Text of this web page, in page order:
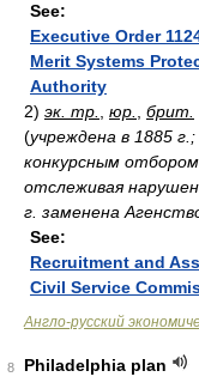
See:
Executive Order
Merit Systems
Authority
2) эк. тр. юр. брит.
(учреждена в 1885
конкурсным
отслеживая
г. заменена
See:
Recruitment and
Civil Service
Англо-русский
8
Philadelphia plan